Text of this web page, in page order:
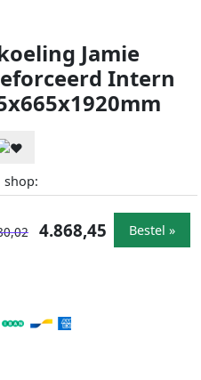
Jamie
Intern
shop:
4.868,45 Bestel »